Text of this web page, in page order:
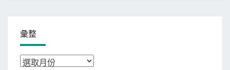
彙整
彙